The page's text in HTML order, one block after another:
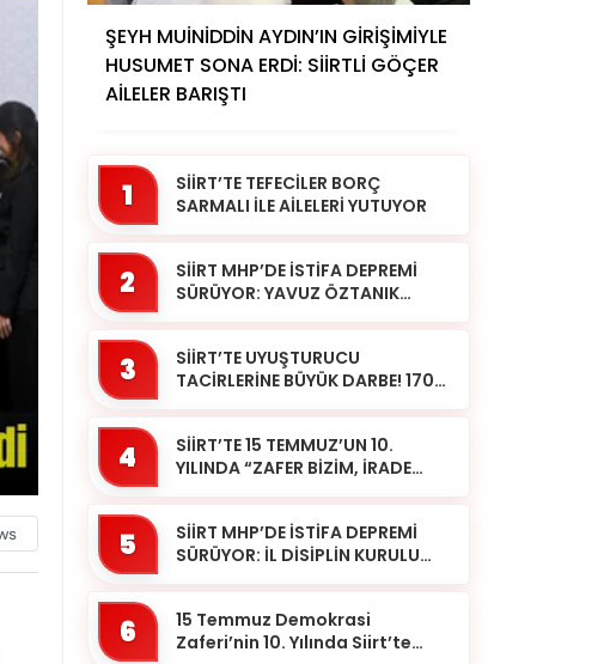
ŞEYH MUİNİDDİN AYDIN’IN GİRİŞİMİYLE
HUSUMET SONA ERDİ: SİİRTLİ GÖÇER
AİLELER BARIŞTI
1
SİİRT’TE TEFECİLER BORÇ
SARMALI İLE AİLELERİ YUTUYOR
2
SİİRT MHP’DE İSTİFA DEPREMİ
SÜRÜYOR: YAVUZ ÖZTANIK
3
SİİRT’TE UYUŞTURUCU
TACİRLERİNE BÜYÜK DARBE! 170
TUTUKLAND...
4
SİİRT’TE 15 TEMMUZ’UN 10.
YILINDA “ZAFER BİZİM, İRADE
5
SİİRT MHP’DE İSTİFA DEPREMİ
SÜRÜYOR: İL DİSİPLİN KURULU
6
15 Temmuz Demokrasi
Zaferi’nin 10. Yılında Siirt’te